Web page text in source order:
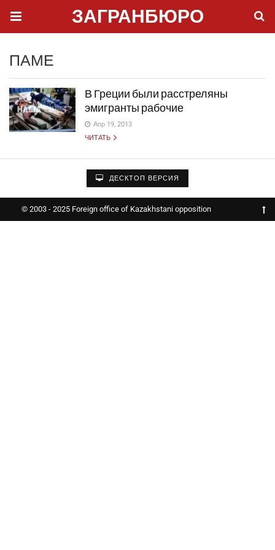
ЗАГРАНБЮРО
ПАМЕ
В Греции были расстреляны
эмигранты рабочие
Апр 19, 2013
ЧИТАТЬ
ДЕСКТОП ВЕРСИЯ
© 2003 - 2025 Foreign office of Kazakhstani opposition